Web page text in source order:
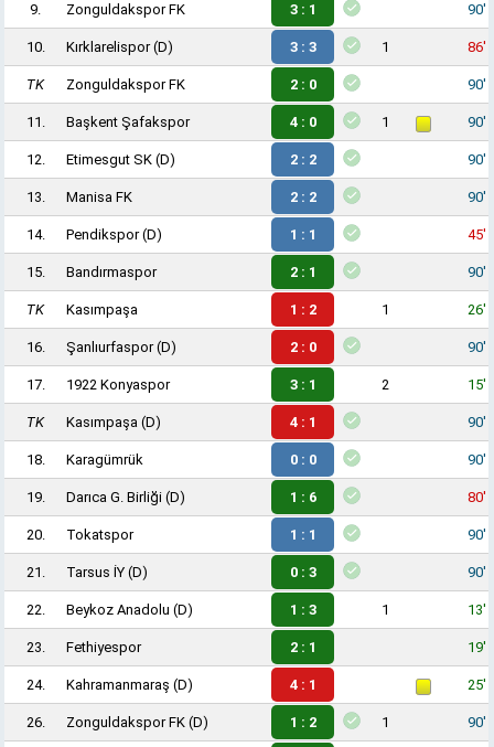
9. Zonguldakspor FK 3 : 1 90'
10. Kırklarelispor(D) 3 : 3 1 86'
TK Zonguldakspor FK 2 : 0 90'
11. Başkent Şafakspor 4 : 0 1 90'
12. Etimesgut SK (D) 2 : 2 90'
13. Manisa FK 2 : 2 90'
14. Pendikspor(D) 1 : 1 45'
15. Bandırmaspor 2 : 1 90'
TK Kasımpaşa 1 : 2 1 26'
16. Şanlıurfaspor(D) 2 : 0 90'
17. 1922 Konyaspor 3 : 1 2 15'
TK Kasımpaşa (D) 4 : 1 90'
18. Karagümrük 0 : 0 90'
19. Darıca G. Birliği (D) 1 : 6 80'
20. Tokatspor 1 : 1 90'
21. Tarsus İY (D) 0 : 3 90'
22. Beykoz Anadolu (D) 1 : 3 1 13'
23. Fethiyespor 2 : 1 19'
24. Kahramanmaraş (D) 4 : 1 25'
26. Zonguldakspor FK (D) 1 : 2 1 90'